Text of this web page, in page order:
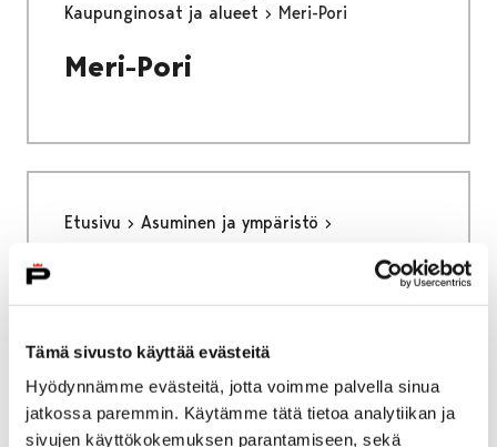
Tämä sivusto käyttää evästeitä
Hyödynnämme evästeitä, jotta voimme palvella sinua
jatkossa paremmin. Käytämme tätä tietoa analytiikan ja
sivujen käyttökokemuksen parantamiseen, sekä
Kaupunginosat ja alueet
Meri-Pori
Meri-Pori
Etusivu
Asuminen ja ympäristö
Tietoa Porin Vedestä